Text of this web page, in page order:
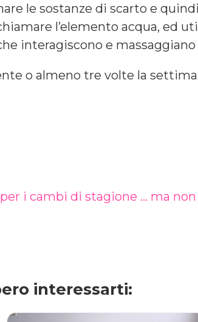
le sostanze di scarto e
l’elemento acqua, ed
interagiscono e
o almeno tre volte la
i cambi di stagione … ma non
interessarti: